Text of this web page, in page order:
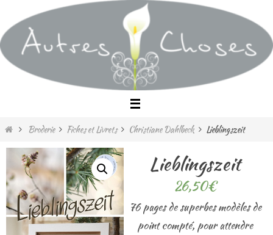
vers
le
contenu
HomeBroderie Fiches et Livrets Christiane Dahlbeck Lieblingszeit
Lieblingszeit
26,50€
76 pages de superbes modèles de
point compté, pour attendre